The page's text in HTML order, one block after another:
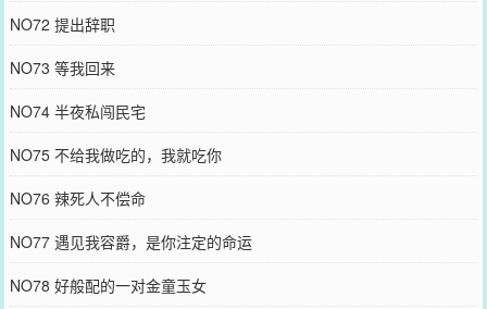
NO72 提出辞职
NO73 等我回来
NO74 半夜私闯民宅
NO75 不给我做吃的，我就吃你
NO76 辣死人不偿命
NO77 遇见我容爵，是你注定的命运
NO78 好般配的一对金童玉女